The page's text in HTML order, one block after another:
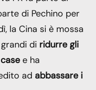
di Pechino per
la Cina si è mossa
di ridurre gli
e ha
ad abbassare i